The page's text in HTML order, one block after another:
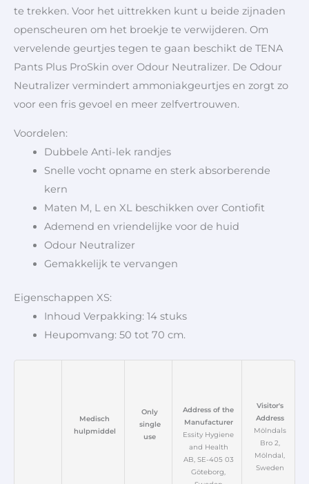
te trekken. Voor het uittrekken kunt u beide zijnaden
openscheuren om het broekje te verwijderen. Om
vervelende geurtjes tegen te gaan beschikt de TENA
Pants Plus ProSkin over Odour Neutralizer. De Odour
Neutralizer vermindert ammoniakgeurtjes en zorgt zo
voor een fris gevoel en meer zelfvertrouwen.
Voordelen:
Dubbele Anti-lek randjes
Snelle vocht opname en sterk absorberende
kern
Maten M, L en XL beschikken over Contiofit
Ademend en vriendelijke voor de huid
Odour Neutralizer
Gemakkelijk te vervangen
Eigenschappen XS:
Inhoud Verpakking: 14 stuks
Heupomvang: 50 tot 70 cm.
Medisch
hulpmiddel
Only
single
use
Address of the
Manufacturer
Essity Hygiene
and Health
AB, SE-405 03
Göteborg,
Visitor's
Address
Mölndals
Bro 2,
Mölndal,
Sweden